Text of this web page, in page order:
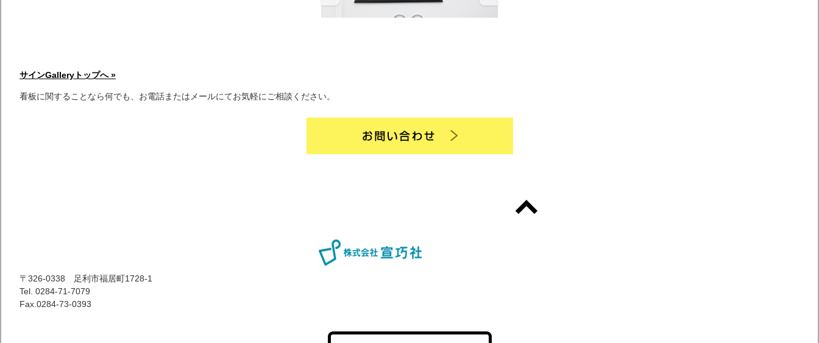
サインGalleryトップへ »
看板に関することなら何でも、お電話またはメールにてお気軽にご相談ください。
〒326-0338 足利市福居町1728-1
Tel. 0284-71-7079
Fax.0284-73-0393